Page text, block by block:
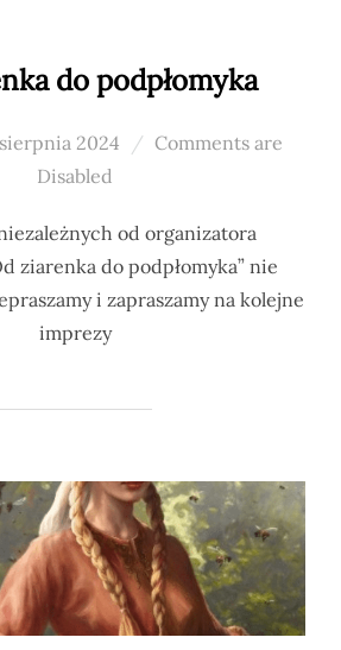
do podpłomyka
2024
Comments are
Disabled
od organizatora
ziarenka do podpłomyka” nie
i zapraszamy na kolejne
imprezy